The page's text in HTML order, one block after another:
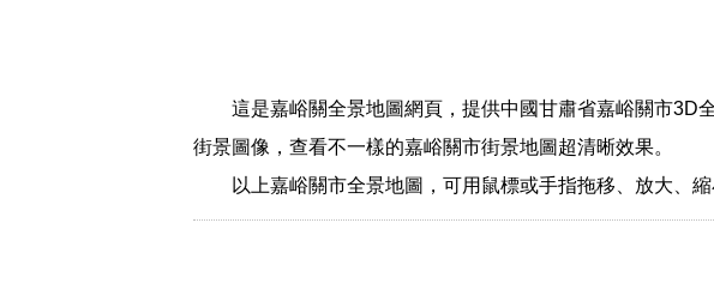
這是嘉峪關全景地圖網頁，提供中國甘肅省嘉峪關市3D
街景圖像，查看不一樣的嘉峪關市街景地圖超清晰效果。
以上嘉峪關市全景地圖，可用鼠標或手指拖移、放大、